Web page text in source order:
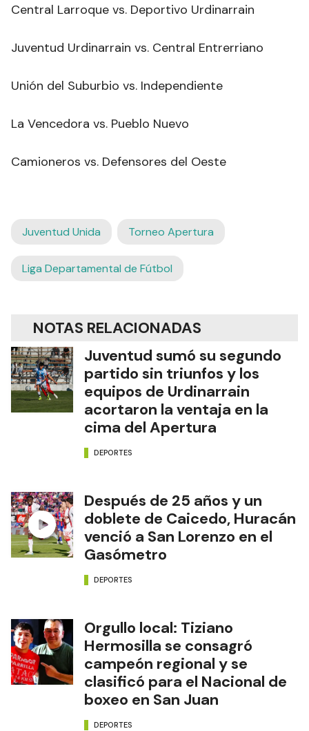
Central Larroque vs. Deportivo Urdinarrain
Juventud Urdinarrain vs. Central Entrerriano
Unión del Suburbio vs. Independiente
La Vencedora vs. Pueblo Nuevo
Camioneros vs. Defensores del Oeste
Juventud Unida Torneo Apertura
Liga Departamental de Fútbol
NOTAS RELACIONADAS
Juventud sumó su segundo
partido sin triunfos y los
equipos de Urdinarrain
acortaron la ventaja en la
cima del Apertura
DEPORTES
Después de 25 años y un
doblete de Caicedo, Huracán
venció a San Lorenzo en el
Gasómetro
DEPORTES
Orgullo local: Tiziano
Hermosilla se consagró
campeón regional y se
clasificó para el Nacional de
boxeo en San Juan
DEPORTES